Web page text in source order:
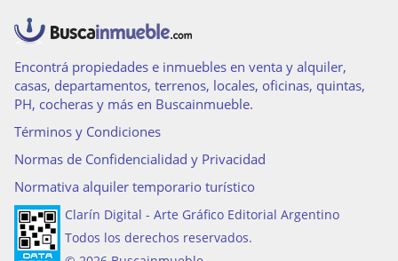
Encontrá propiedades e inmuebles en venta y alquiler,
casas, departamentos, terrenos, locales, oficinas, quintas,
PH, cocheras y más en Buscainmueble.
Términos y Condiciones
Normas de Confidencialidad y Privacidad
Normativa alquiler temporario turístico
Clarín Digital - Arte Gráfico Editorial Argentino
Todos los derechos reservados.